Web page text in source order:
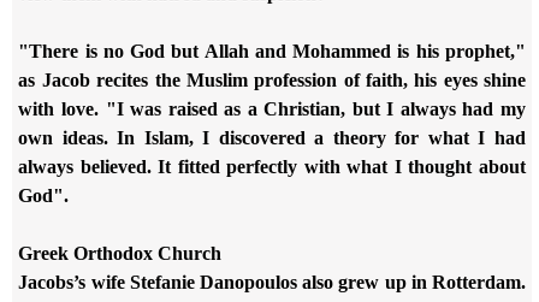
"There is no God but Allah and Mohammed is his prophet,"
as Jacob recites the Muslim profession of faith, his eyes shine
with love. "I was raised as a Christian, but I always had my
own ideas. In Islam, I discovered a theory for what I had
always believed. It fitted perfectly with what I thought about
God".
Greek Orthodox Church
Jacobs’s wife Stefanie Danopoulos also grew up in Rotterdam.